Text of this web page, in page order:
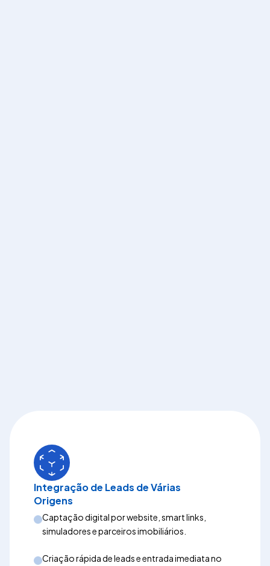
Integração de Leads de Várias
Origens
Captação digital por website, smart links,
simuladores e parceiros imobiliários.
Criação rápida de leads e entrada imediata no